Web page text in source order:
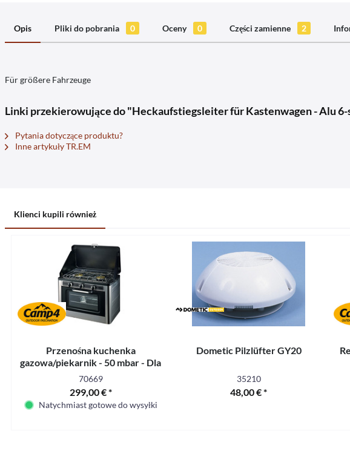
Opis Pliki do pobrania 0 Oceny 0 Części zamienne 2
Für größere Fahrzeuge
Linki przekierowujące do "Heckaufstiegsleiter für Kastenwagen - Alu
Pytania dotyczące produktu?
Inne artykuły TR.EM
Klienci kupili również
Przenośna kuchenka
gazowa/piekarnik - 50 mbar - Dla
DE, AT i CH
70669
299,00 € *
Natychmiast gotowe do wysyłki
Dometic Pilzlüfter GY20
35210
48,00 € *